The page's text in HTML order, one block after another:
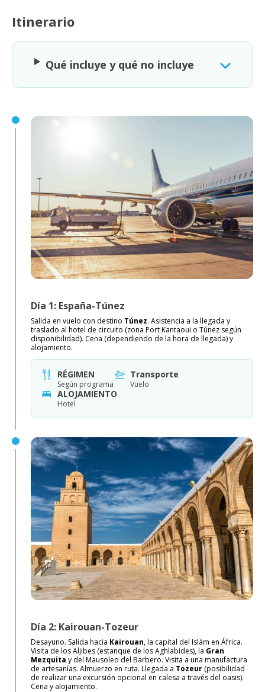
Itinerario
Qué incluye y qué no incluye
Día 1: España-Túnez
Salida en vuelo con destino Túnez. Asistencia a la llegada y
traslado al hotel de circuito (zona Port Kantaoui o Túnez según
disponibilidad). Cena (dependiendo de la hora de llegada) y
alojamiento.
RÉGIMEN
Según programa
Transporte
Vuelo
ALOJAMIENTO
Hotel
Día 2: Kairouan-Tozeur
Desayuno. Salida hacia Kairouan, la capital del Islám en África.
Visita de los Aljibes (estanque de los Aghlabides), la Gran
Mezquita y del Mausoleo del Barbero. Visita a una manufactura
de artesanías. Almuerzo en ruta. Llegada a Tozeur (posibilidad
de realizar una excursión opcional en calesa a través del oasis).
Cena y alojamiento.